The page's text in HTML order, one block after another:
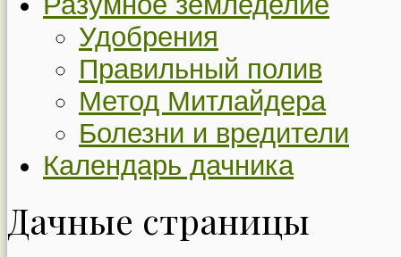
Удобрения
Правильный полив
Метод Митлайдера
Болезни и вредители
Календарь дачника
Дачные страницы